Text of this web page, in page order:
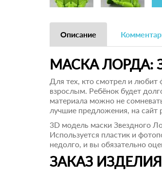
Описание
МАСКА ЛОРДА:
Для тех, кто смотрел и
взрослым. Ребёнок будет
материала можно не
лучшие предложения, на сайт
3D модель маски Звездного
Используется пластик и
недолго, и вы обязательно
ЗАКАЗ ИЗДЕЛИЯ